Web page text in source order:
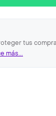
tus
más...